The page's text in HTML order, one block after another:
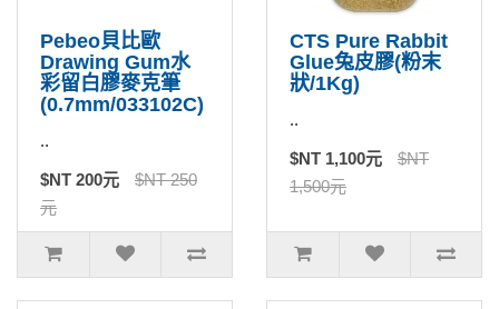
Pebeo貝比歐
Drawing Gum水
彩留白膠麥克筆
(0.7mm/033102C)
..
$NT 200元
$NT 250
元
CTS Pure Rabbit
Glue兔皮膠(粉末
狀/1Kg)
..
$NT 1,100元
$NT
1,500元